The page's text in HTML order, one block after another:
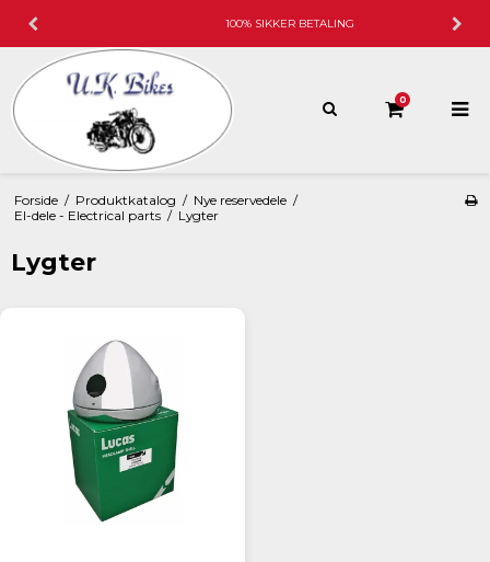
100% SIKKER BETALING
0
Forside / Produktkatalog / Nye reservedele /
El-dele - Electrical parts / Lygter
Lygter